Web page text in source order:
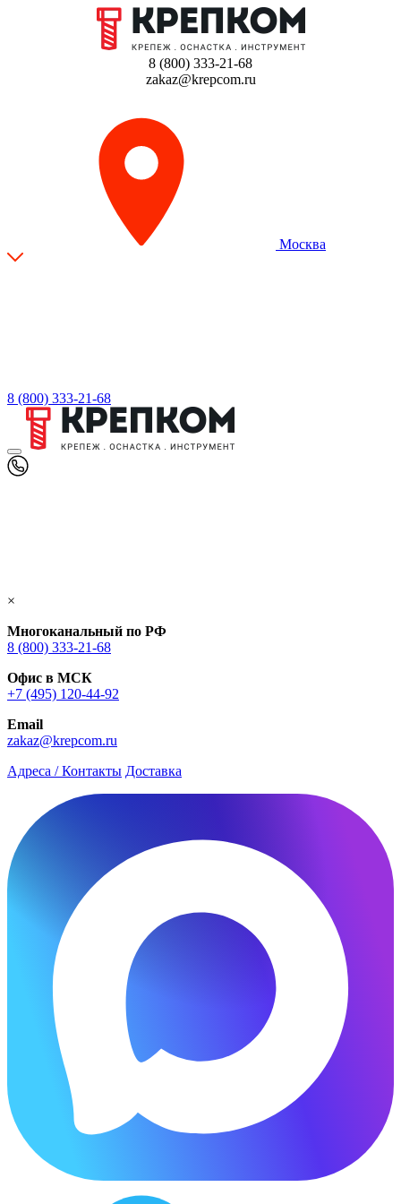
8 (800) 333-21-68
zakaz@krepcom.ru
Москва
8 (800) 333-21-68
×
Многоканальный по РФ
8 (800) 333‑21-68
Офис в МСК
+7 (495) 120-44-92
Email
zakaz@krepcom.ru
Адреса / Контакты Доставка